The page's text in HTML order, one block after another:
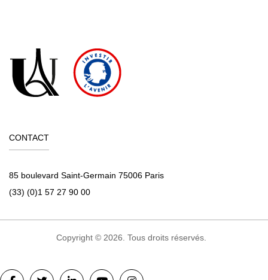
CONTACT
85 boulevard Saint-Germain 75006 Paris
(33) (0)1 57 27 90 00
Copyright © 2026. Tous droits réservés.